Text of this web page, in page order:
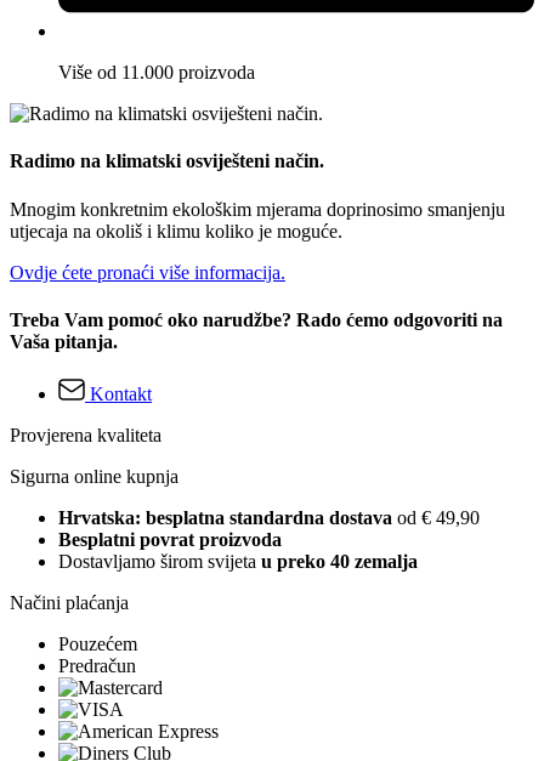
Više od 11.000 proizvoda
Radimo na klimatski osviješteni način.
Mnogim konkretnim ekološkim mjerama doprinosimo smanjenju
utjecaja na okoliš i klimu koliko je moguće.
Ovdje ćete pronaći više informacija.
Treba Vam pomoć oko narudžbe? Rado ćemo odgovoriti na
Vaša pitanja.
Kontakt
Provjerena kvaliteta
Sigurna online kupnja
Hrvatska: besplatna standardna dostava od € 49,90
Besplatni povrat proizvoda
Dostavljamo širom svijeta u preko 40 zemalja
Načini plaćanja
Pouzećem
Predračun